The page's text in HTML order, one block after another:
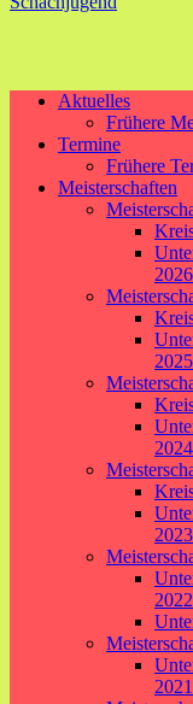
Aktuelles
Frühere
Termine
Frühere
Meisterschaften